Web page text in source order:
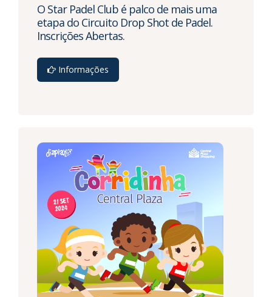
O Star Padel Club é palco de mais uma
etapa do Circuito Drop Shot de Padel.
Inscrições Abertas.
Informações